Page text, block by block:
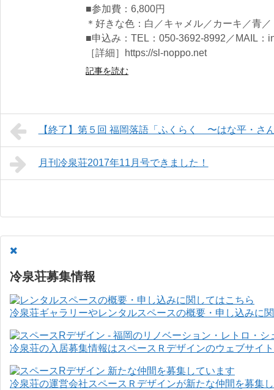
■参加費：6,800円
＊好きな色：白／キャメル／カーキ／青
■申込み：TEL：050-3692-8992／MAIL：
［詳細］https://sl-noppo.net
記事を読む
【終了】第５回 福岡落語「ふくらく 〜はな平・さ
月刊冷泉荘2017年11月号できました！
冷泉荘募集情報
冷泉荘ギャラリーやレンタルスペースの概要・申し込みに
冷泉荘の入居募集情報はスペースＲデザインのウェブサイ
冷泉荘の運営会社スペースＲデザインが新たな仲間を募集